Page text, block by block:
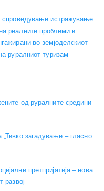
спроведување истражување
реалните проблеми и
во земјоделскиот
руралниот туризам
од руралните средини
загадување – гласно
претпријатија – нова
развој